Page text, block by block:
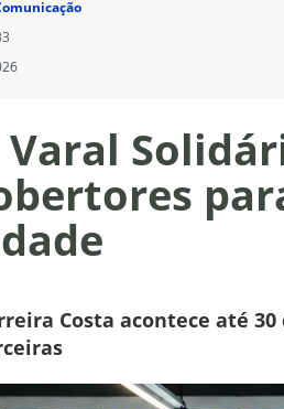
Costa acontece até